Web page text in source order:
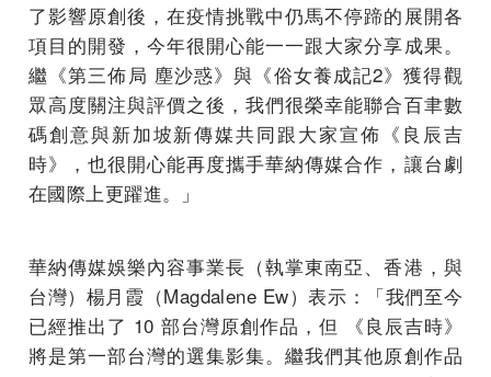
了影響原創後，在疫情挑戰中仍馬不停蹄的展開各
項目的開發，今年很開心能一一跟大家分享成果。
繼《第三佈局 塵沙惑》與《俗女養成記2》獲得觀
眾高度關注與評價之後，我們很榮幸能聯合百聿數
碼創意與新加坡新傳媒共同跟大家宣佈《良辰吉
時》，也很開心能再度攜手華納傳媒合作，讓台劇
在國際上更躍進。」
華納傳媒娛樂內容事業長（執掌東南亞、香港，與
台灣）楊月霞（Magdalene Ew）表示：「我們至今
已經推出了 10 部台灣原創作品，但 《良辰吉時》
將是第一部台灣的選集影集。繼我們其他原創作品